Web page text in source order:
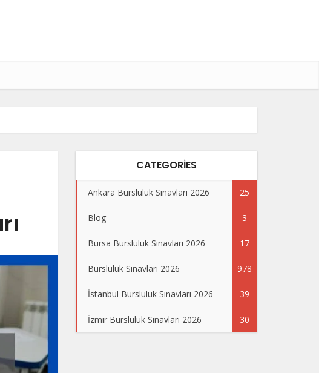
CATEGORIES
Ankara Bursluluk Sınavları 2026 25
Blog 3
Bursa Bursluluk Sınavları 2026 17
Bursluluk Sınavları 2026 978
İstanbul Bursluluk Sınavları 2026 39
İzmir Bursluluk Sınavları 2026 30